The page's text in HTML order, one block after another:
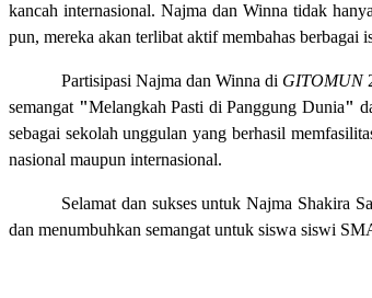
kancah internasional. Najma dan Winna tidak
pun, mereka akan terlibat aktif membahas
Partisipasi Najma dan Winna di GITOMUN
semangat "Melangkah Pasti di Panggung Dunia"
sebagai sekolah unggulan yang berhasil
nasional maupun internasional.
Selamat dan sukses untuk Najma Shakira
dan menumbuhkan semangat untuk siswa siswi